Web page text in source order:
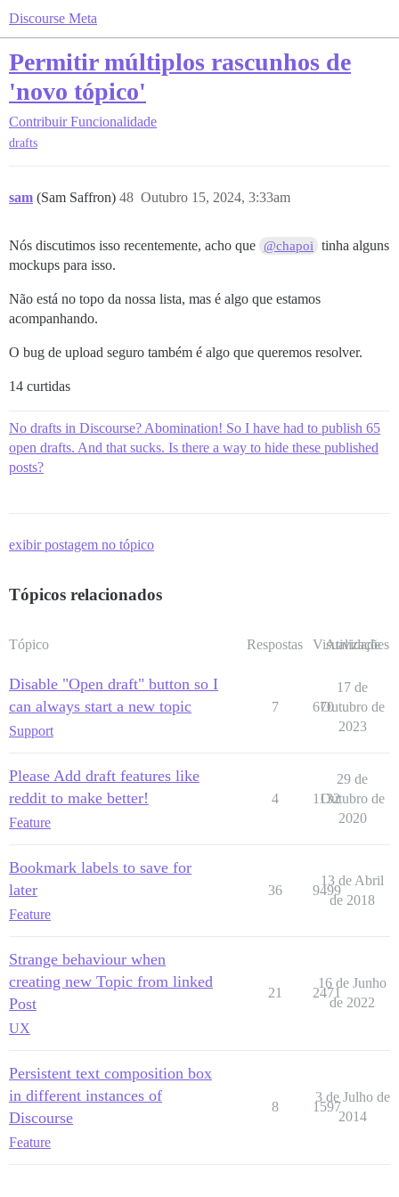
Discourse Meta
Permitir múltiplos rascunhos de
'novo tópico'
Contribuir Funcionalidade
drafts
sam (Sam Saffron) Outubro 15, 2024, 3:33am
48
Nós discutimos isso recentemente, acho que @chapoi tinha alguns
mockups para isso.
Não está no topo da nossa lista, mas é algo que estamos
acompanhando.
O bug de upload seguro também é algo que queremos resolver.
14 curtidas
No drafts in Discourse? Abomination! So I have had to publish 65
open drafts. And that sucks. Is there a way to hide these published
posts?
exibir postagem no tópico
Tópicos relacionados
Tópico Respostas Visualizações
Atividade
Disable "Open draft" button so I
can always start a new topic
Support
7 670
17 de
Outubro de
2023
Please Add draft features like
reddit to make better!
Feature
4 1132
29 de
Outubro de
2020
Bookmark labels to save for
later
Feature
36 9499
13 de Abril
de 2018
Strange behaviour when
creating new Topic from linked
Post
UX
21 2471
16 de Junho
de 2022
Persistent text composition box
in different instances of
Discourse
Feature
8 1597
3 de Julho de
2014